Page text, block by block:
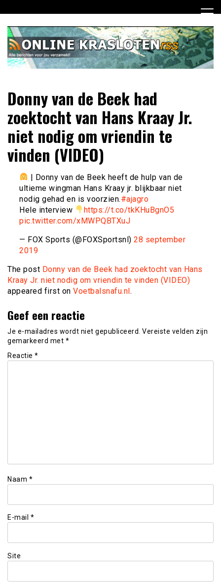
naar
inhoud
Online Krasloten RSS
jou verzameld
Donny van de Beek had
zoektocht van Hans Kraay Jr.
niet nodig om vriendin te
vinden (VIDEO)
| Donny van de Beek heeft de hulp van de
ultieme wingman Hans Kraay jr. blijkbaar niet
nodig gehad en is voorzien.#ajagro
Hele interview
https://t.co/tkKHuBgnO5
pic.twitter.com/xMWPQBTXuJ
— FOX Sports (@FOXSportsnl) 28 september
2019
The post Donny van de Beek had zoektocht van Hans
Kraay Jr. niet nodig om vriendin te vinden (VIDEO)
appeared first on Voetbalsnafu.nl.
Geef een reactie
Je e-mailadres wordt niet gepubliceerd. Vereiste velden zijn
gemarkeerd met *
Reactie *
Naam *
E-mail *
Site